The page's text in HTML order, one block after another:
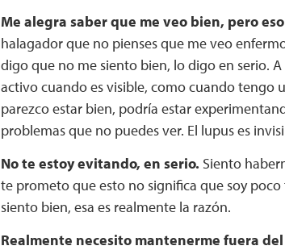
Me alegra saber que me veo bien, pero
halagador que no pienses que me veo
digo que no me siento bien, lo digo en serio.
activo cuando es visible, como cuando tengo
parezco estar bien, podría estar
problemas que no puedes ver. El lupus es
No te estoy evitando, en serio. Siento
te prometo que esto no significa que soy
siento bien, esa es realmente la razón.
Realmente necesito mantenerme fuera del